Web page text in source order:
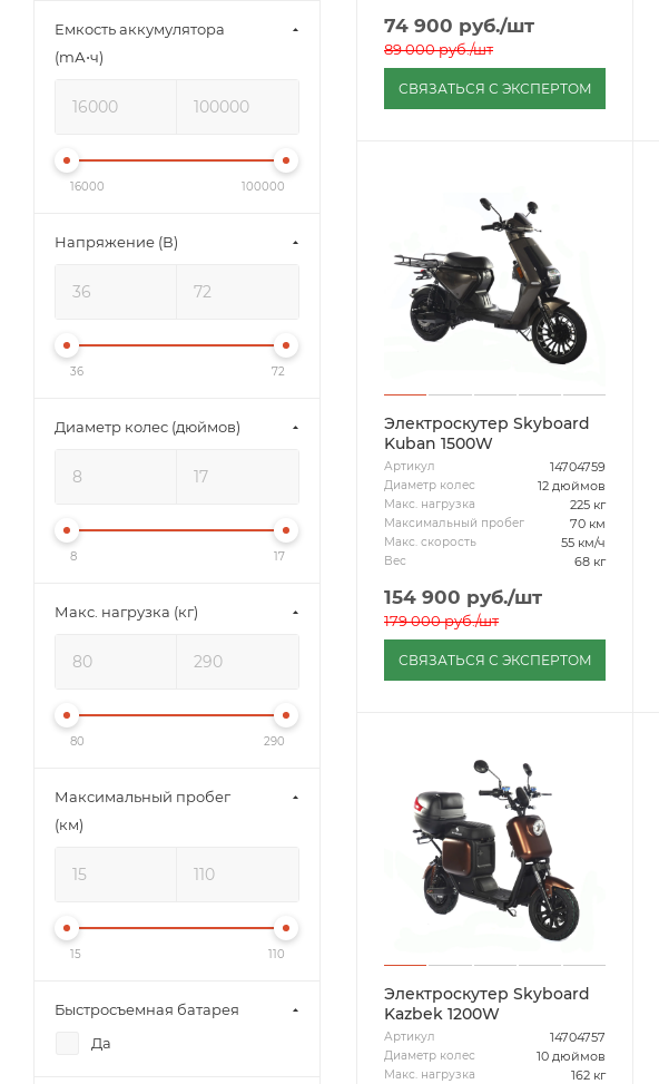
74 900 руб./шт
89 000руб./шт
СВЯЗАТЬСЯ С ЭКСПЕРТОМ
Электроскутер Skyboard
Kuban 1500W
Артикул 14704759
Диаметр колес 12 дюймов
Макс. нагрузка 225 кг
Максимальный пробег 70 км
Макс. скорость 55 км/ч
Вес 68 кг
154 900 руб./шт
179 000руб./шт
СВЯЗАТЬСЯ С ЭКСПЕРТОМ
Электроскутер Skyboard
Kazbek 1200W
Артикул 14704757
Диаметр колес 10 дюймов
Макс. нагрузка 162 кг
Емкость аккумулятора
(mА⋅ч)
16000 100000
Напряжение (В)
36 72
Диаметр колес (дюймов)
8 17
Макс. нагрузка (кг)
80 290
Максимальный пробег
(км)
15 110
Быстросъемная батарея
Да